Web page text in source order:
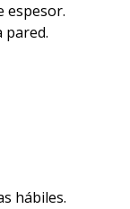
espesor.
pared.
hábiles.